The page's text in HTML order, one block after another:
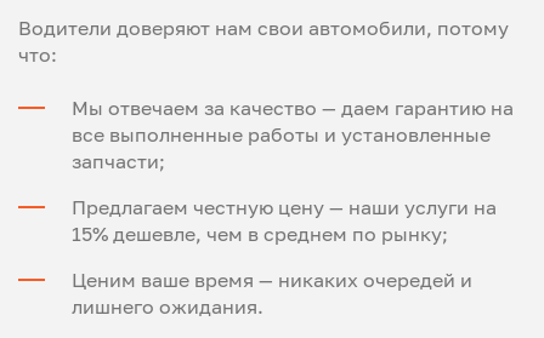
Водители доверяют нам свои автомобили, потому
что:
Мы отвечаем за качество — даем гарантию на
все выполненные работы и установленные
запчасти;
Предлагаем честную цену — наши услуги на
15% дешевле, чем в среднем по рынку;
Ценим ваше время — никаких очередей и
лишнего ожидания.